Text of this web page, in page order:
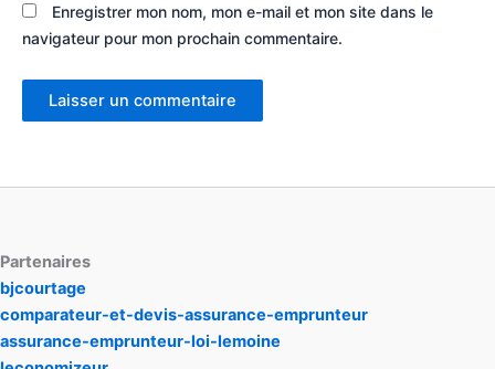
Enregistrer mon nom, mon e-mail et mon site dans le
navigateur pour mon prochain commentaire.
Partenaires
bjcourtage
comparateur-et-devis-assurance-emprunteur
assurance-emprunteur-loi-lemoine